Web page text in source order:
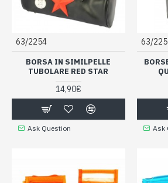
63/2254
BORSA IN SIMILPELLE
TUBOLARE RED STAR
14,90€
Ask Question
63/
Ask